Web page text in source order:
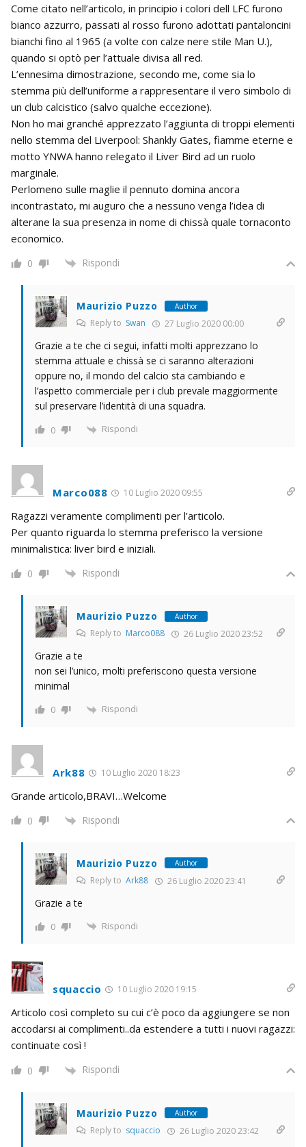
Come citato nell’articolo, in principio i colori dell LFC furono
bianco azzurro, passati al rosso furono adottati pantaloncini
bianchi fino al 1965 (a volte con calze nere stile Man U.),
quando si optò per l’attuale divisa all red.
L’ennesima dimostrazione, secondo me, come sia lo
stemma più dell’uniforme a rappresentare il vero simbolo di
un club calcistico (salvo qualche eccezione).
Non ho mai granché apprezzato l’aggiunta di troppi elementi
nello stemma del Liverpool: Shankly Gates, fiamme eterne e
motto YNWA hanno relegato il Liver Bird ad un ruolo
marginale.
Perlomeno sulle maglie il pennuto domina ancora
incontrastato, mi auguro che a nessuno venga l’idea di
alterane la sua presenza in nome di chissà quale tornaconto
economico.
0 Rispondi
Maurizio Puzzo Author
Reply to Swan 27 Luglio 2020 00:00
Grazie a te che ci segui, infatti molti apprezzano lo
stemma attuale e chissà se ci saranno alterazioni
oppure no, il mondo del calcio sta cambiando e
l’aspetto commerciale per i club prevale maggiormente
sul preservare l’identità di una squadra.
0 Rispondi
Marco088 10 Luglio 2020 09:55
Ragazzi veramente complimenti per l’articolo.
Per quanto riguarda lo stemma preferisco la versione
minimalistica: liver bird e iniziali.
0 Rispondi
Maurizio Puzzo Author
Reply to Marco088 26 Luglio 2020 23:52
Grazie a te
non sei l’unico, molti preferiscono questa versione
minimal
0 Rispondi
Ark88 10 Luglio 2020 18:23
Grande articolo,BRAVI…Welcome
0 Rispondi
Maurizio Puzzo Author
Reply to Ark88 26 Luglio 2020 23:41
Grazie a te
0 Rispondi
squaccio 10 Luglio 2020 19:15
Articolo così completo su cui c’è poco da aggiungere se non
accodarsi ai complimenti..da estendere a tutti i nuovi ragazzi:
continuate così !
0 Rispondi
Maurizio Puzzo Author
Reply to squaccio 26 Luglio 2020 23:42